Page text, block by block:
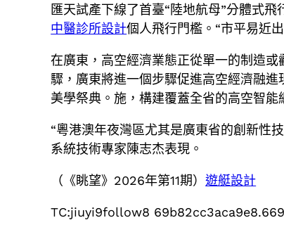
匯天試產下線了首臺“陸地航母”分體式
中醫診所設計個人飛行門檻。“市平易近
在廣東，高空經濟業態正從單一的制造或
驟，廣東將進一個步驟促進高空經濟融
美學祭典。施，構建覆蓋全省的高空智
“粵港澳年夜灣區尤其是廣東省的創新性
系統技術專家陳志杰表現。
（《眺望》2026年第11期）遊艇設計
TC:jiuyi9follow8